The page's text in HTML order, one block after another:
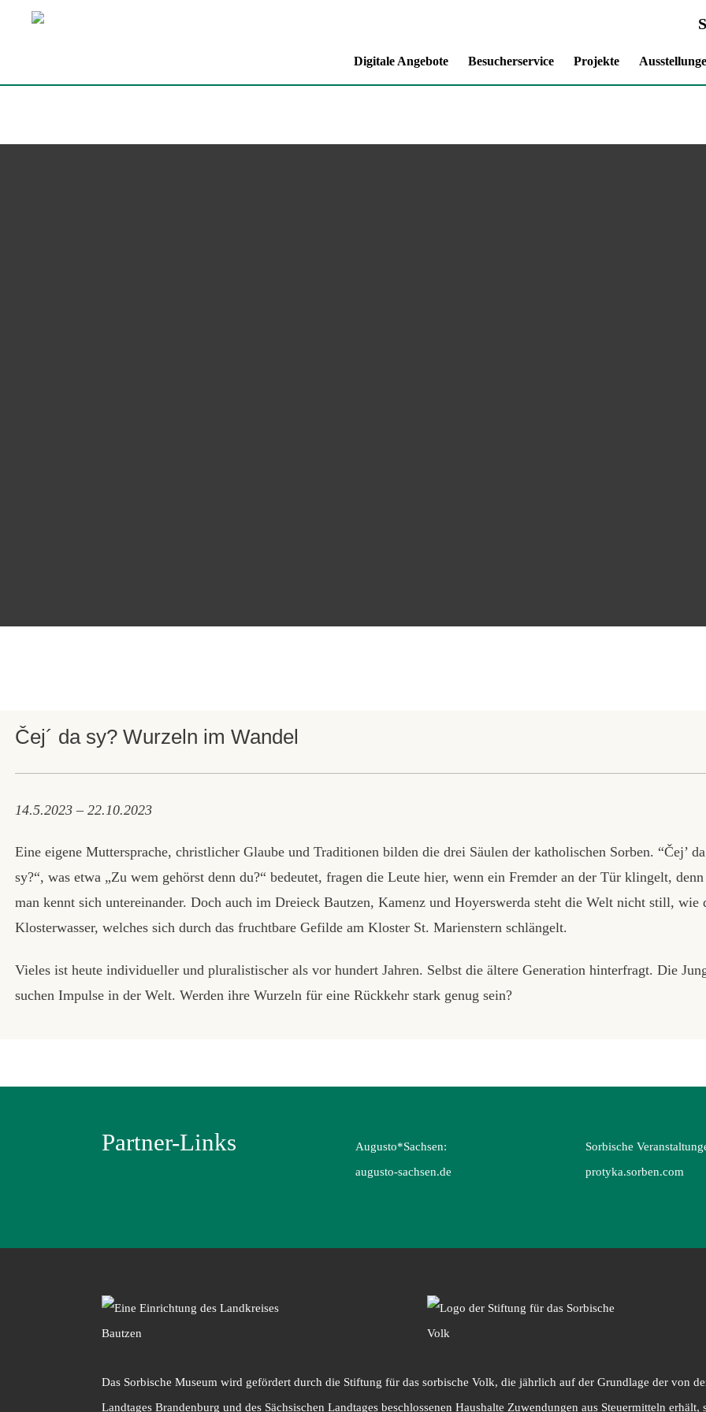
Digitale Angebote Besucherservice Projekte
Čej´ da sy? Wurzeln im Wandel
14.5.2023 – 22.10.2023
Eine eigene Muttersprache, christlicher Glaube und Traditionen bilden die drei Säulen der katholischen Sorben. “Čej’ da
sy?“, was etwa „Zu wem gehörst denn du?“ bedeutet, fragen die Leute hier, wenn ein Fremder an der Tür klingelt, denn
man kennt sich untereinander. Doch auch im Dreieck Bautzen, Kamenz und Hoyerswerda steht die Welt nicht still, wie
Klosterwasser, welches sich durch das fruchtbare Gefilde am Kloster St. Marienstern schlängelt.
Vieles ist heute individueller und pluralistischer als vor hundert Jahren. Selbst die ältere Generation hinterfragt. Die
suchen Impulse in der Welt. Werden ihre Wurzeln für eine Rückkehr stark genug sein?
Partner-Links
Augusto*Sachsen:
augusto-sachsen.de
Sorbische
protyka.sorben.com
Das Sorbische Museum wird gefördert durch die Stiftung für das sorbische Volk, die jährlich auf der Grundlage der von
Landtages Brandenburg und des Sächsischen Landtages beschlossenen Haushalte Zuwendungen aus Steuermitteln